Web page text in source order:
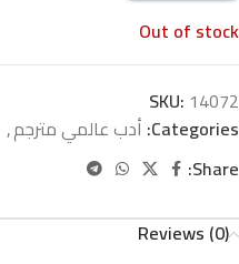
Out of stock
SKU: 14072
Categories: أدب عالمي مترجم,
Share:
Reviews (0)